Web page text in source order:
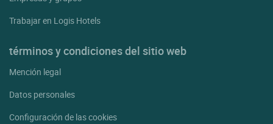
Trabajar en Logis Hotels
términos y condiciones del sitio web
Mención legal
Datos personales
Configuración de las cookies